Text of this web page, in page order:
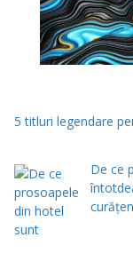
5 titluri legendare
De ce